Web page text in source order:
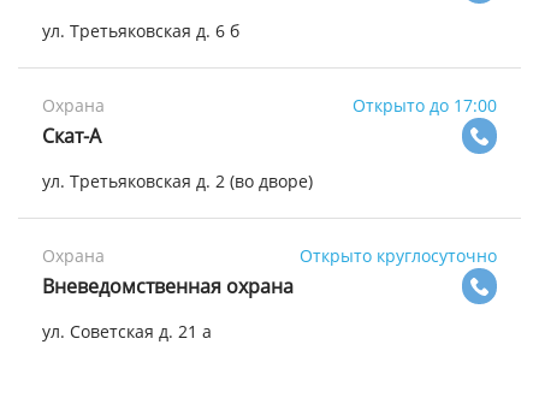
ул. Третьяковская д. 6 б
Охрана Открыто до 17:00
Скат-А
ул. Третьяковская д. 2 (во дворе)
Охрана Открыто круглосуточно
Вневедомственная охрана
ул. Советская д. 21 а